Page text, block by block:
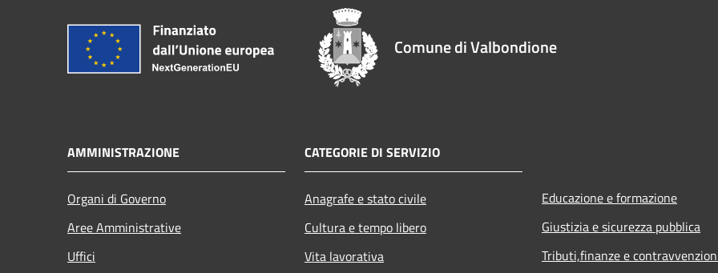
Comune di Valbondione
AMMINISTRAZIONE
Organi di Governo
Aree Amministrative
Uffici
CATEGORIE DI SERVIZIO
Anagrafe e stato civile
Cultura e tempo libero
Vita lavorativa
Educazione e formazione
Giustizia e sicurezza pubblica
Tributi,finanze e